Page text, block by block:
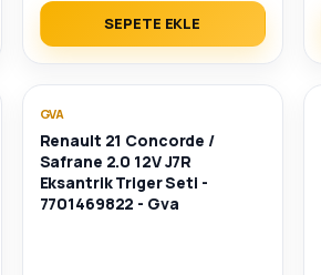
SEPETE EKLE
GVA
Renault 21 Concorde /
Safrane 2.0 12V J7R
Eksantrik Triger Seti -
7701469822 - Gva